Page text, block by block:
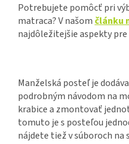
Potrebujete pomôcť pri
matraca? V našom článku
najdôležitejšie aspekty pre
Manželská posteľ je
podrobným návodom na
krabice a zmontovať
tomuto je s posteľou
nájdete tiež v súboroch na